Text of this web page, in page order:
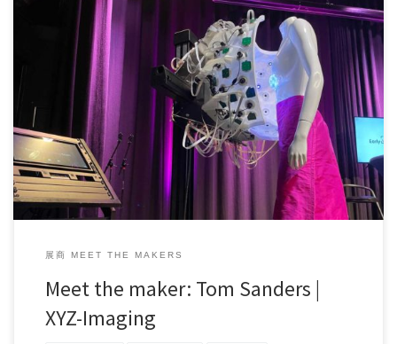
Project Maker (s): Tom Sanders Country/Area: The […]
展商 MEET THE MAKERS
Meet the maker: Tom Sanders |
XYZ-Imaging